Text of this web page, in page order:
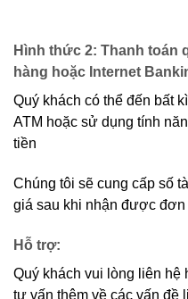
Hình thức 2: Thanh toán
hàng hoặc Internet
Quý khách có thể đến bất
ATM hoặc sử dụng tính
tiền
Chúng tôi sẽ cung cấp số
giá sau khi nhận được đơn
Hỗ trợ:
Quý khách vui lòng liên hệ
tư vấn thêm về các vấn đề